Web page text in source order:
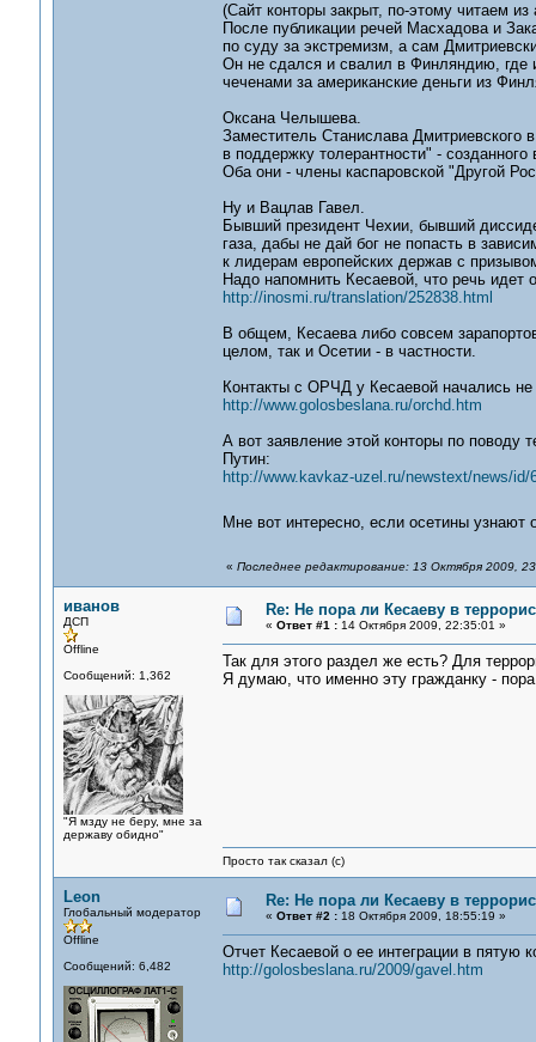
(Сайт конторы закрыт, по-этому читаем из
После публикации речей Масхадова и
по суду за экстремизм, а сам
Он не сдался и свалил в Финляндию, где
чеченами за американские деньги из
Оксана Челышева.
Заместитель Станислава Дмитриевского
в поддержку толерантности" -
Оба они - члены каспаровской "Другой
Ну и Вацлав Гавел.
Бывший президент Чехии, бывший
газа, дабы не дай бог не попасть в
к лидерам европейских держав с
Надо напомнить Кесаевой, что речь
http://inosmi.ru/translation/252838.html
В общем, Кесаева либо совсем
целом, так и Осетии - в частности.
Контакты с ОРЧД у Кесаевой начались не
http://www.golosbeslana.ru/orchd.htm
А вот заявление этой конторы по поводу
Путин:
http://www.kavkaz-uzel.ru/newstext/news/id/
Мне вот интересно, если осетины
« Последнее редактирование: 13 Октября 2009,
иванов
ДСП
Offline
Сообщений: 1,362
"Я мзду не беру, мне за
державу обидно"
Re: Не пора ли Кесаеву в
« Ответ #1 :14 Октября 2009, 22:35:01 »
Так для этого раздел же есть? Для
Я думаю, что именно эту гражданку -
Просто так сказал (с)
Leon
Глобальный модератор
Offline
Сообщений: 6,482
Re: Не пора ли Кесаеву в
« Ответ #2 :18 Октября 2009, 18:55:19 »
Отчет Кесаевой о ее интеграции в пятую
http://golosbeslana.ru/2009/gavel.htm